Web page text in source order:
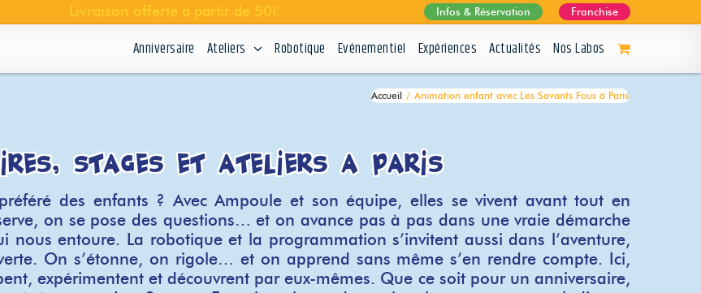
Infos & Réservation Franchise
Anniversaire Ateliers Robotique Evénementiel Expériences Actualités Nos Labos
Accueil / Animation enfant avec Les Savants Fous à Paris
stages et ateliers à Paris
des enfants ? Avec Ampoule et son équipe, elles se vivent avant tout en
on se pose des questions… et on avance pas à pas dans une vraie démarche
entoure. La robotique et la programmation s’invitent aussi dans l’aventure,
On s’étonne, on rigole… et on apprend sans même s’en rendre compte. Ici,
expérimentent et découvrent par eux-mêmes. Que ce soit pour un anniversaire,